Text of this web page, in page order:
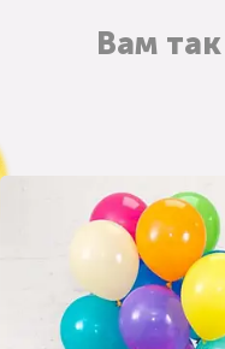
Вам